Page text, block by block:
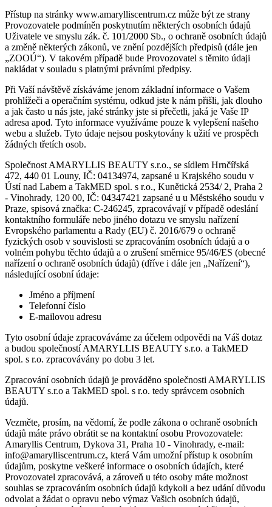
Přístup na stránky www.amarylliscentrum.cz může být ze strany
Provozovatele podmíněn poskytnutím některých osobních údajů
Uživatele ve smyslu zák. č. 101/2000 Sb., o ochraně osobních údajů
a změně některých zákonů, ve znění pozdějších předpisů (dále jen
„ZOOÚ“). V takovém případě bude Provozovatel s těmito údaji
nakládat v souladu s platnými právními předpisy.
Při Vaší návštěvě získáváme jenom základní informace o Vašem
prohlížeči a operačním systému, odkud jste k nám přišli, jak dlouho
a jak často u nás jste, jaké stránky jste si přečetli, jaká je Vaše IP
adresa apod. Tyto informace využíváme pouze k vylepšení našeho
webu a služeb. Tyto údaje nejsou poskytovány k užití ve prospěch
žádných třetích osob.
Společnost AMARYLLIS BEAUTY s.r.o., se sídlem Hrnčířská
472, 440 01 Louny, IČ: 04134974, zapsané u Krajského soudu v
Ústí nad Labem a TakMED spol. s r.o., Kunětická 2534/ 2, Praha 2
- Vinohrady, 120 00, IČ: 04347421 zapsané u u Městského soudu v
Praze, spisová značka: C-246245, zpracovávají v případě odeslání
kontaktního formuláře nebo jiného dotazu ve smyslu nařízení
Evropského parlamentu a Rady (EU) č. 2016/679 o ochraně
fyzických osob v souvislosti se zpracováním osobních údajů a o
volném pohybu těchto údajů a o zrušení směrnice 95/46/ES (obecné
nařízení o ochraně osobních údajů) (dříve i dále jen „Nařízení“),
následující osobní údaje:
Jméno a příjmení
Telefonní číslo
E-mailovou adresu
Tyto osobní údaje zpracováváme za účelem odpovědi na Váš dotaz
a budou společností AMARYLLIS BEAUTY s.r.o. a TakMED
spol. s r.o. zpracovávány po dobu 3 let.
Zpracování osobních údajů je prováděno společnosti AMARYLLIS
BEAUTY s.r.o a TakMED spol. s r.o. tedy správcem osobních
údajů.
Vezměte, prosím, na vědomí, že podle zákona o ochraně osobních
údajů máte právo obrátit se na kontaktní osobu Provozovatele:
Amaryllis Centrum, Dykova 31, Praha 10 - Vinohrady, e-mail:
info@amarylliscentrum.cz, která Vám umožní přístup k osobním
údajům, poskytne veškeré informace o osobních údajích, které
Provozovatel zpracovává, a zároveň u této osoby máte možnost
souhlas se zpracováním osobních údajů kdykoli a bez udání důvodu
odvolat a žádat o opravu nebo výmaz Vašich osobních údajů,